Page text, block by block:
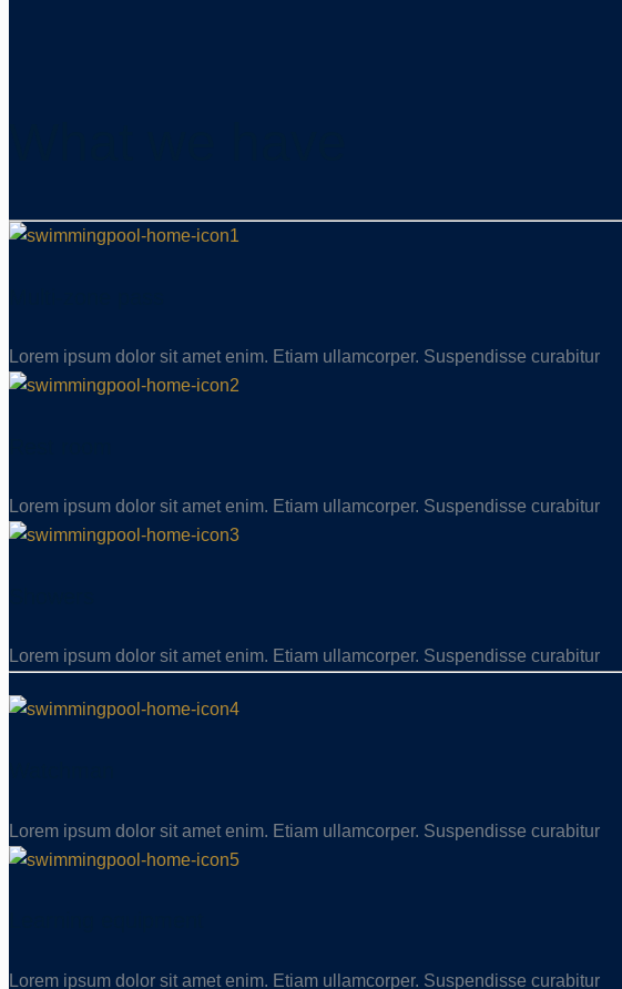
Lorem ipsum dolor sit amet enim. Etiam ullamcorper. Suspendisse curabitur
Lorem ipsum dolor sit amet enim. Etiam ullamcorper. Suspendisse curabitur
Lorem ipsum dolor sit amet enim. Etiam ullamcorper. Suspendisse curabitur
Lorem ipsum dolor sit amet enim. Etiam ullamcorper. Suspendisse curabitur
Lorem ipsum dolor sit amet enim. Etiam ullamcorper. Suspendisse curabitur